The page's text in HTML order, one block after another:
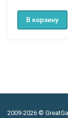
В корзину
2009-2026 ©